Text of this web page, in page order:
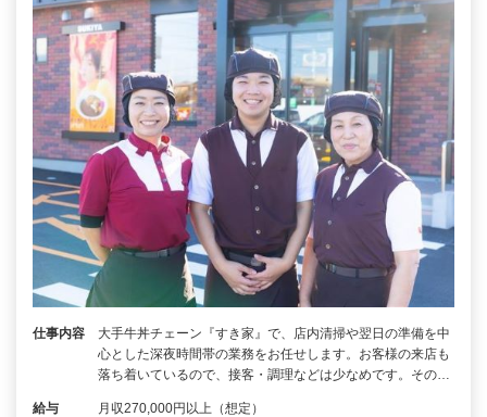
仕事内容
大手牛丼チェーン『すき家』で、店内清掃や翌日の準備を中
心とした深夜時間帯の業務をお任せします。お客様の来店も
落ち着いているので、接客・調理などは少なめです。その…
給与 月収270,000円以上（想定）